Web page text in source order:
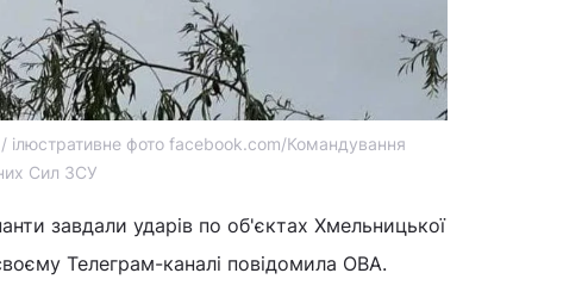
ілюстративне фото facebook.com/Командування
Сил ЗСУ
завдали ударів по об'єктах Хмельницької
Телеграм-каналі повідомила ОВА.